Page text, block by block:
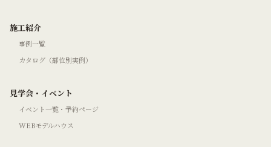
施工紹介
事例一覧
カタログ（部位別実例）
見学会・イベント
イベント一覧・予約ページ
WEBモデルハウス